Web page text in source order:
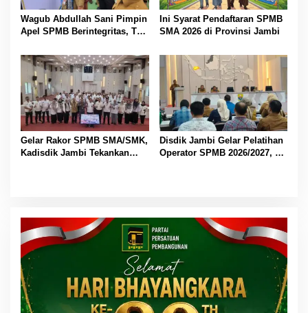
Wagub Abdullah Sani Pimpin
Apel SPMB Berintegritas, Tak
Ini Syarat Pendaftaran SPMB
SMA 2026 di Provinsi Jambi
Gelar Rakor SPMB SMA/SMK,
Kadisdik Jambi Tekankan
Disdik Jambi Gelar Pelatihan
Operator SPMB 2026/2027, M